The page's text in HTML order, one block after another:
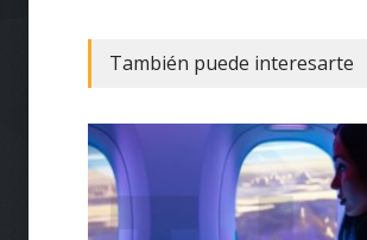
También puede interesarte